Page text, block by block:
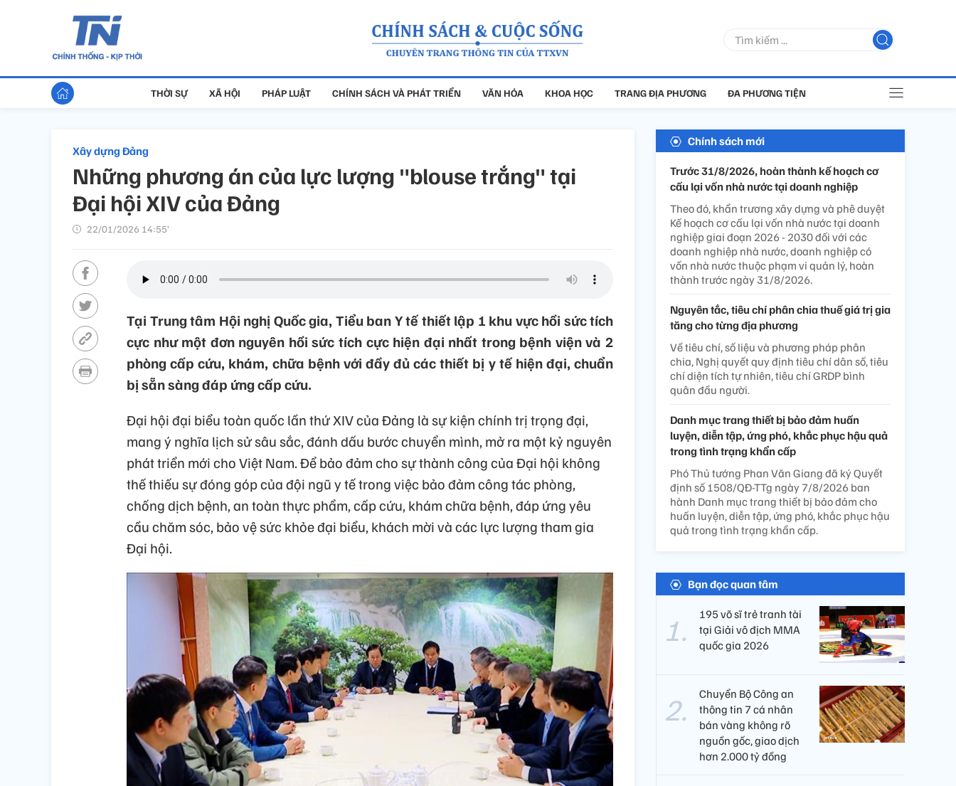
THỜI SỰ XÃ HỘI PHÁP LUẬT CHÍNH SÁCH VÀ PHÁT TRIỂN VĂN HÓA KHOA HỌC TRANG ĐỊA PHƯƠNG ĐA PHƯƠNG TIỆN
Xây dựng Đảng
Những phương án của lực lượng "blouse trắng" tại
Đại hội XIV của Đảng
22/01/2026 14:55’
Tại Trung tâm Hội nghị Quốc gia, Tiểu ban Y tế thiết lập 1 khu vực hồi sức tích
cực như một đơn nguyên hồi sức tích cực hiện đại nhất trong bệnh viện và 2
phòng cấp cứu, khám, chữa bệnh với đầy đủ các thiết bị y tế hiện đại, chuẩn
bị sẵn sàng đáp ứng cấp cứu.
Đại hội đại biểu toàn quốc lần thứ XIV của Đảng là sự kiện chính trị trọng đại,
mang ý nghĩa lịch sử sâu sắc, đánh dấu bước chuyển mình, mở ra một kỷ nguyên
phát triển mới cho Việt Nam. Để bảo đảm cho sự thành công của Đại hội không
thế thiếu sự đóng góp của đội ngũ y tế trong việc bảo đảm công tác phòng,
chống dịch bệnh, an toàn thực phẩm, cấp cứu, khám chữa bệnh, đáp ứng yêu
cầu chăm sóc, bảo vệ sức khỏe đại biểu, khách mời và các lực lượng tham gia
Đại hội.
Chính sách mới
Trước 31/8/2026, hoàn thành kế hoạch cơ
cấu lại vốn nhà nước tại doanh nghiệp
Theo đó, khẩn trương xây dựng và phê duyệt
Kế hoạch cơ cấu lại vốn nhà nước tại doanh
nghiệp giai đoạn 2026 - 2030 đối với các
doanh nghiệp nhà nước, doanh nghiệp có
vốn nhà nước thuộc phạm vi quản lý, hoàn
thành trước ngày 31/8/2026.
Nguyên tắc, tiêu chí phân chia thuế giá trị gia
tăng cho từng địa phương
Về tiêu chí, số liệu và phương pháp phân
chia, Nghị quyết quy định tiêu chí dân số, tiêu
chí diện tích tự nhiên, tiêu chí GRDP bình
quân đầu người.
Danh mục trang thiết bị bảo đảm huấn
luyện, diễn tập, ứng phó, khắc phục hậu quả
trong tình trạng khẩn cấp
Phó Thủ tướng Phan Văn Giang đã ký Quyết
định số 1508/QĐ-TTg ngày 7/8/2026 ban
hành Danh mục trang thiết bị bảo đảm cho
huấn luyện, diễn tập, ứng phó, khắc phục hậu
quả trong tình trạng khẩn cấp.
Bạn đọc quan tâm
195 võ sĩ trẻ tranh tài
tại Giải vô địch MMA
quốc gia 2026
Chuyển Bộ Công an
thông tin 7 cá nhân
bán vàng không rõ
nguồn gốc, giao dịch
hơn 2.000 tỷ đồng